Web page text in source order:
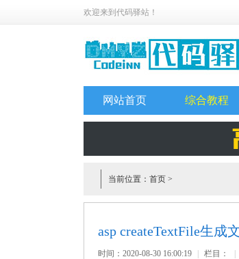
欢迎来到代码驿站！
网站首页 综合教程
当前位置： 首页 >
asp createTextFile生成
时间：2020-08-30 16:00:19 栏目：